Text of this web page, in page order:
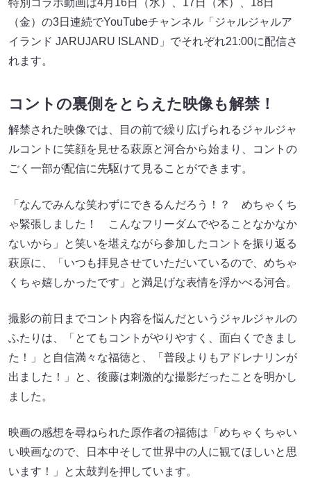
特別コラボ動画は4月16日（水）、17日（木）、18日
（金）の3日連続でYouTubeチャンネル「ジャルジャルア
イランド JARUJARU ISLAND」でそれぞれ21:00に配信さ
れます。
コントの裏側をとらえた映像も解禁！
解禁された映像では、目の前で繰り広げられるジャルジャ
ルコントに笑顔を見せる萩原と河合から始まり、コントの
ごく一部が配信に先駆けて見ることができます。
「なんでみんな笑わずにできるんだろう！？ めちゃくち
ゃ緊張しました！ こんなフリーダムでやることなかなか
ないから」と笑いを堪えながら参加したコントを振り返る
萩原に、「いつも拝見させていただいているので、めちゃ
くちゃ嬉しかったです」と満足げな表情を浮かべる河合。
撮影の前日までコント内容を悩んだというジャルジャルの
ふたりは、「とてもコントがやりやすく、面白くできまし
た！」と自信満々な福徳と、「普段よりもアドレナリンが
出ました！」と、後藤は刺激的な撮影だったことを明かし
ました。
映画の感想を尋ねられた原作者の福徳は「めちゃくちゃい
い映画なので、日本中そして世界中の人に観てほしいと思
います！」と太鼓判を押しています。